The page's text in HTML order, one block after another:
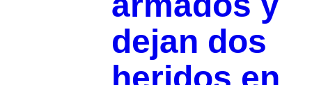
dejan dos